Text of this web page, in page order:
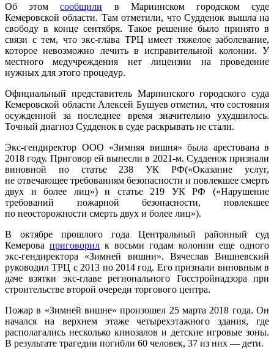
Об этомсообщили в Мариинском городском суде
Кемеровской области. Там отметили, что Судденок вышла на
свободу в конце сентября. Такое решение было принято в
связи с тем, что экс-глава ТРЦ имеет тяжелое заболевание,
которое невозможно лечить в исправительной колонии. У
местного медучреждения нет лицензии на проведение
нужных для этого процедур.
Официальный представитель Мариинского городского суда
Кемеровской области Алексей Бушуев отметил, что состояния
осужденной за последнее время значительно ухудшилось.
Точный диагноз Судденок в суде раскрывать не стали.
Экс-гендиректор ООО «Зимняя вишня» была арестована в
2018 году. Приговор ей вынесли в 2021-м. Судденок признали
виновной по статье 238 УК РФ(«Оказание услуг,
не отвечающее требованиям безопасности и повлекшее смерть
двух и более лиц») и статье 219 УК РФ («Нарушение
требований пожарной безопасности, повлекшее
по неосторожности смерть двух и более лиц»).
В октябре прошлого года Центральный районный суд
Кемерова приговорил к восьми годам колонии еще одного
экс-гендиректора «Зимней вишни». Вячеслав Вишневский
руководил ТРЦ с 2013 по 2014 год. Его признали виновным в
даче взятки экс-главе регионального Госстройнадзора при
строительстве второй очереди торгового центра.
Пожар в «Зимней вишне» произошел 25 марта 2018 года. Он
начался на верхнем этаже четырехэтажного здания, где
располагались несколько кинозалов и детские игровые зоны.
В результате трагедии погибли 60 человек, 37 из них — дети.